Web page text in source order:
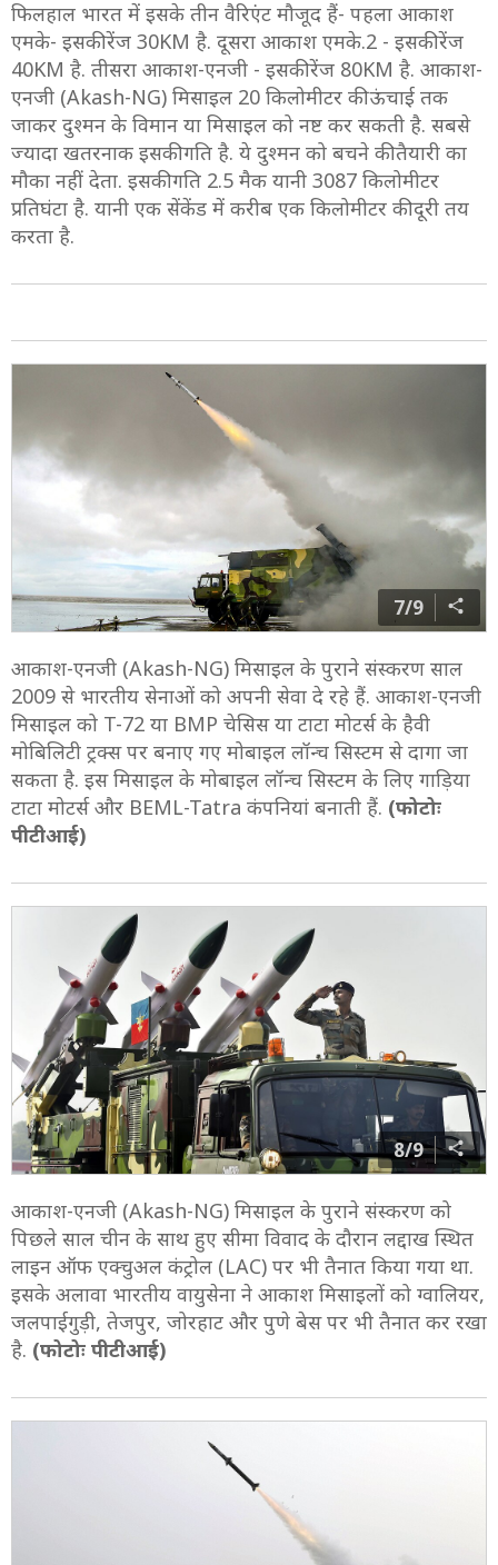
फिलहाल भारत में इसके तीन वैरिएंट मौजूद हैं- पहला आकाश
एमके- इसकी रेंज 30KM है. दूसरा आकाश एमके.2 - इसकी रेंज
40KM है. तीसरा आकाश-एनजी - इसकी रेंज 80KM है. आकाश-
एनजी (Akash-NG) मिसाइल 20 किलोमीटर की ऊंचाई तक
जाकर दुश्मन के विमान या मिसाइल को नष्ट कर सकती है. सबसे
ज्यादा खतरनाक इसकी गति है. ये दुश्मन को बचने की तैयारी का
मौका नहीं देता. इसकी गति 2.5 मैक यानी 3087 किलोमीटर
प्रतिघंटा है. यानी एक सेंकेंड में करीब एक किलोमीटर की दूरी तय
करता है.
7/9
आकाश-एनजी (Akash-NG) मिसाइल के पुराने संस्करण साल
2009 से भारतीय सेनाओं को अपनी सेवा दे रहे हैं. आकाश-एनजी
मिसाइल को T-72 या BMP चेसिस या टाटा मोटर्स के हैवी
मोबिलिटी ट्रक्स पर बनाए गए मोबाइल लॉन्च सिस्टम से दागा जा
सकता है. इस मिसाइल के मोबाइल लॉन्च सिस्टम के लिए गाड़िया
टाटा मोटर्स और BEML-Tatra कंपनियां बनाती हैं. (फोटोः
पीटीआई)
8/9
आकाश-एनजी (Akash-NG) मिसाइल के पुराने संस्करण को
पिछले साल चीन के साथ हुए सीमा विवाद के दौरान लद्दाख स्थित
लाइन ऑफ एक्चुअल कंट्रोल (LAC) पर भी तैनात किया गया था.
इसके अलावा भारतीय वायुसेना ने आकाश मिसाइलों को ग्वालियर,
जलपाईगुड़ी, तेजपुर, जोरहाट और पुणे बेस पर भी तैनात कर रखा
है. (फोटोः पीटीआई)